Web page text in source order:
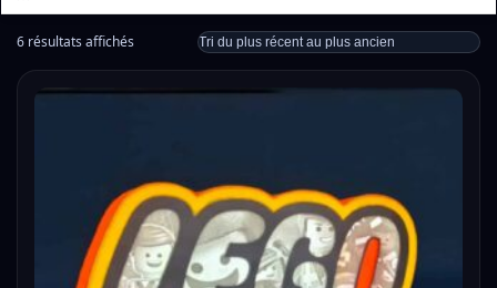
6 résultats affichés